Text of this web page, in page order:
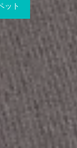
ット